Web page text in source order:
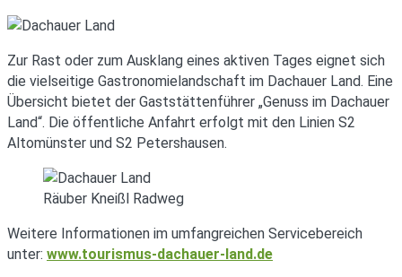
Zur Rast oder zum Ausklang eines aktiven Tages eignet sich
die vielseitige Gastronomielandschaft im Dachauer Land. Eine
Übersicht bietet der Gaststättenführer „Genuss im Dachauer
Land“. Die öffentliche Anfahrt erfolgt mit den Linien S2
Altomünster und S2 Petershausen.
Räuber Kneißl Radweg
Weitere Informationen im umfangreichen Servicebereich
unter: www.tourismus-dachauer-land.de